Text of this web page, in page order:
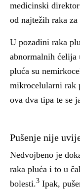
medicinski
od najtežih raka
U pozadini raka
abnormalnih
pluća su
mikrocelularni rak
ova dva tipa te se
Pušenje nije
Nedvojbeno je
raka pluća i to u
bolesti.3 Ipak,